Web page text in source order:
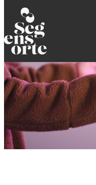
Skip to content